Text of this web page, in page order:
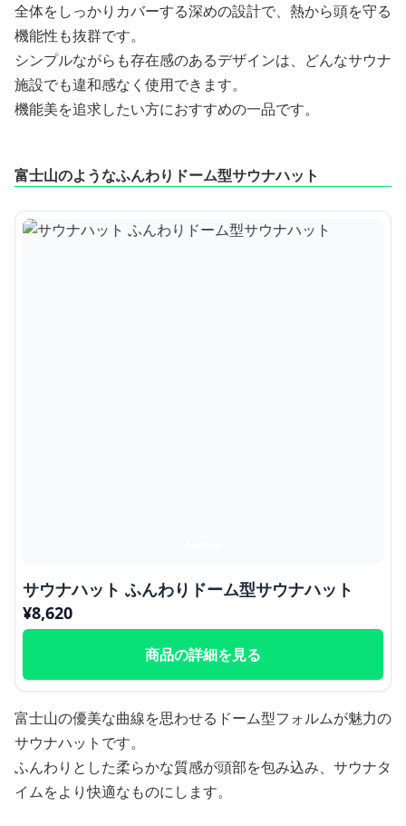
全体をしっかりカバーする深めの設計で、熱から頭を守る
機能性も抜群です。
シンプルながらも存在感のあるデザインは、どんなサウナ
施設でも違和感なく使用できます。
機能美を追求したい方におすすめの一品です。
富士山のようなふんわりドーム型サウナハット
サウナハット ふんわりドーム型サウナハット
¥8,620
商品の詳細を見る
富士山の優美な曲線を思わせるドーム型フォルムが魅力の
サウナハットです。
ふんわりとした柔らかな質感が頭部を包み込み、サウナタ
イムをより快適なものにします。